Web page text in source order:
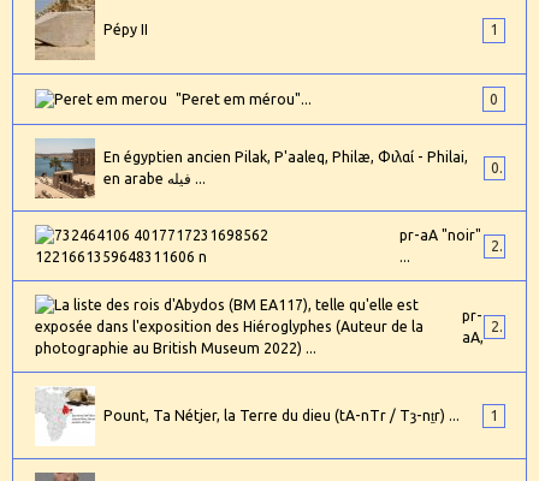
Pépy II 1
"Peret em mérou"... 0
En égyptien ancien Pilak, P'aaleq, Philæ, Φιλαί - Philai,
pr-aA "noir"
pr-
aA,
Pount, Ta Nétjer, la Terre du dieu (tA-nTr / Tȝ-nṯr) ... 1